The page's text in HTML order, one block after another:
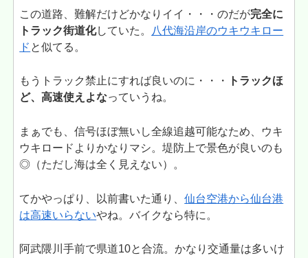
この道路、難解だけどかなりイイ・・・のだが完全に
トラック街道化していた。
八代海沿岸のウキウキロー
ド と似てる。
もうトラック禁止にすれば良いのに・・・
トラックほ
ど、高速使えよなっていうね。
まぁでも、信号ほぼ無いし全線追越可能なため、ウキ
ウキロードよりかなりマシ。堤防上で景色が良いのも
◎（ただし海は全く見えない）。
てかやっぱり、以前書いた通り、仙台空港から仙台港
は高速いらないやね。バイクなら特に。
阿武隈川手前で県道10と合流。かなり交通量は多いけ